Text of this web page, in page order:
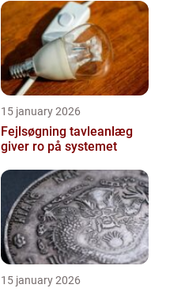
15 january 2026
Fejlsøgning tavleanlæg
giver ro på systemet
15 january 2026